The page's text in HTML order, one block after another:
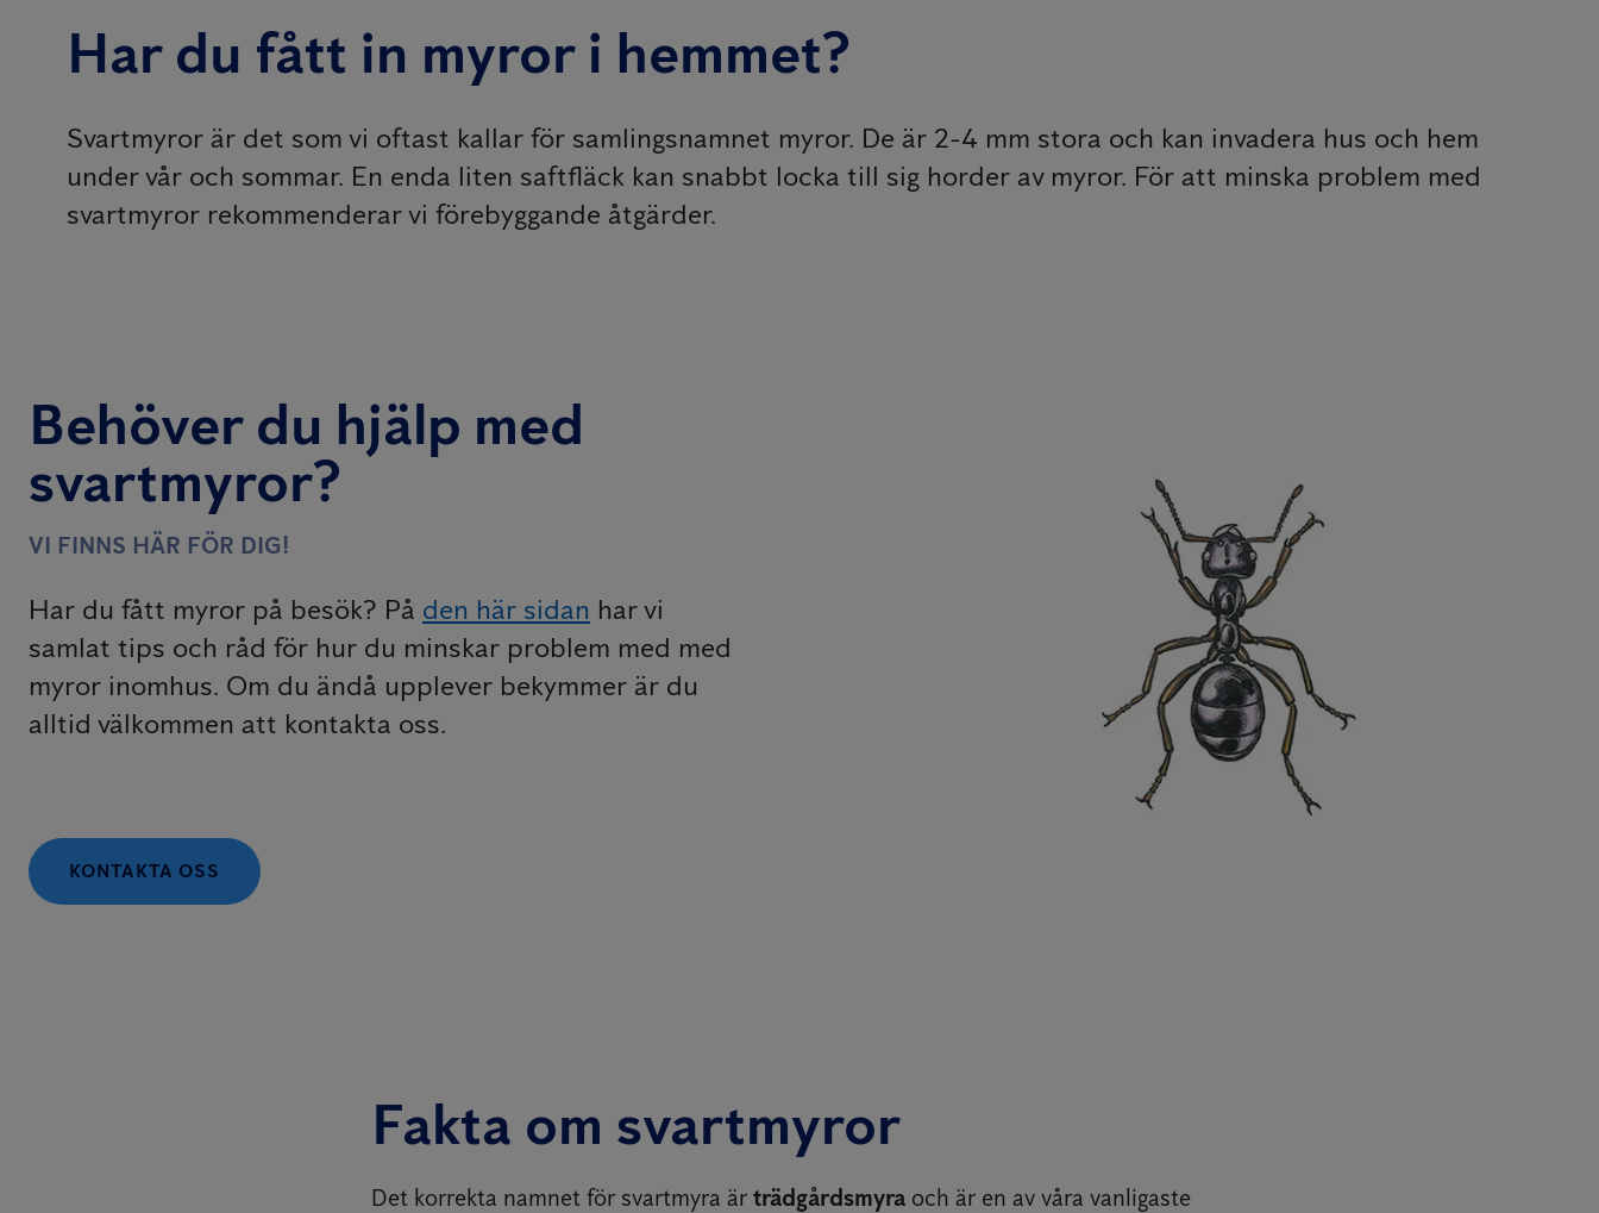
Har du fått in myror i hemmet?
Svartmyror är det som vi oftast kallar för samlingsnamnet myror. De är 2-4 mm stora och kan invadera hus och hem
under vår och sommar. En enda liten saftfläck kan snabbt locka till sig horder av myror. För att minska problem med
svartmyror rekommenderar vi förebyggande åtgärder.
Behöver du hjälp med
svartmyror?
VI FINNS HÄR FÖR DIG!
Har du fått myror på besök? På den här sidan har vi
samlat tips och råd för hur du minskar problem med med
myror inomhus. Om du ändå upplever bekymmer är du
alltid välkommen att kontakta oss.
KONTAKTA OSS
Fakta om svartmyror
Det korrekta namnet för svartmyra är trädgårdsmyra och är en av våra vanligaste